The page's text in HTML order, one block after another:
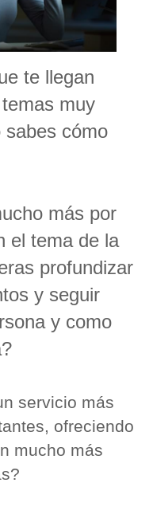
te llegan
muy
cómo
más por
el tema de la
profundizar
y seguir
y como
servicio más
ofreciendo
mucho más